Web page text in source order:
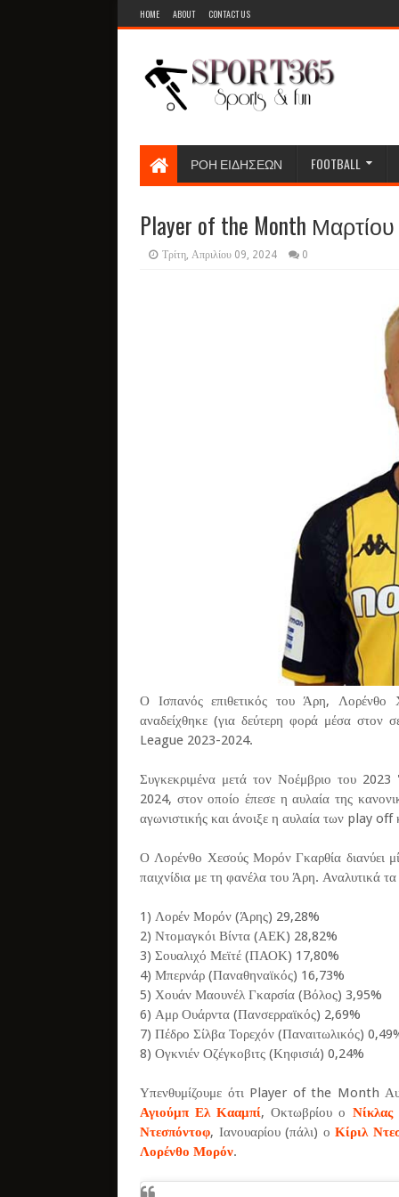
HOME ABOUT CONTACT US
ΡΟΗ ΕΙΔΗΣΕΩΝ FOOTBALL
Player of the Month Μαρτίου
Τρίτη, Απριλίου 09, 2024 0
Ο Ισπανός επιθετικός του Άρη,
αναδείχθηκε (για δεύτερη φορά μέσα
League 2023-2024.
Συγκεκριμένα μετά τον Νοέμβριο του
2024, στον οποίο έπεσε η αυλαία της
αγωνιστικής και άνοιξε η αυλαία των play
Ο Λορένθο Χεσούς Μορόν Γκαρθία διανύει
παιχνίδια με τη φανέλα του Άρη. Αναλυτικά
1) Λορέν Μορόν (Άρης) 29,28%
2) Ντομαγκόι Βίντα (ΑΕΚ) 28,82%
3) Σουαλιχό Μεϊτέ (ΠΑΟΚ) 17,80%
4) Μπερνάρ (Παναθηναϊκός) 16,73%
5) Χουάν Μαουνέλ Γκαρσία (Βόλος) 3,95%
6) Αμρ Ουάρντα (Πανσερραϊκός) 2,69%
7) Πέδρο Σίλβα Τορεχόν (Παναιτωλικός)
8) Ογκνιέν Οζέγκοβιτς (Κηφισιά) 0,24%
Υπενθυμίζουμε ότι Player of the Month
Αγιούμπ Ελ Κααμπί, Οκτωβρίου ο Νίκλας
Ντεσπόντοφ, Ιανουαρίου (πάλι) οΚίριλ
Λορένθο Μορόν.